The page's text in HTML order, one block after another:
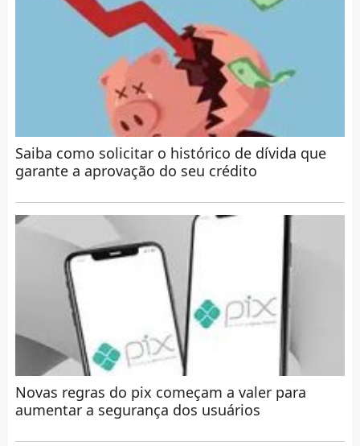
Saiba como solicitar o histórico de dívida que
garante a aprovação do seu crédito
Novas regras do pix começam a valer para
aumentar a segurança dos usuários